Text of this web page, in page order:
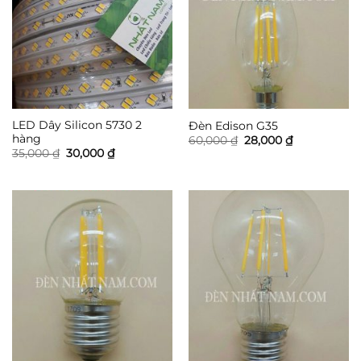
LED Dây Silicon 5730 2
hàng
35,000₫ Giá
gốc
30,000 ₫Giá
hiện
30,000 ₫.
Đèn Edison G35
60,000₫ Giá
gốc
28,000 ₫Giá
hiện